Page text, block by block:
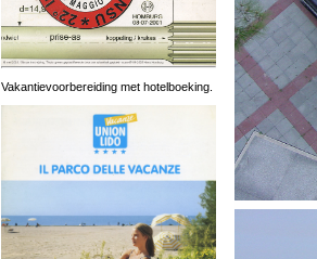
Vakantievoorbereiding met hotelboeking.